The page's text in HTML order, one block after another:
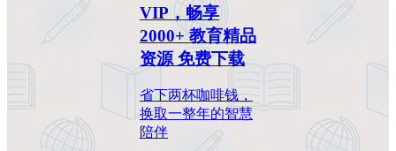
VIP，畅享
2000+ 教育精品
资源 免费下载
省下两杯咖啡钱，
换取一整年的智慧
陪伴